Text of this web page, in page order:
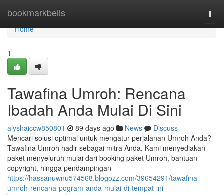
bookmarkbells
Home
Home
1
Tawafina Umroh: Rencana
Ibadah Anda Mulai Di Sini
alyshaiccw850801 89 days ago News
Discuss
Mencari solusi optimal untuk mengatur perjalanan Umroh Anda?
Tawafina Umroh hadir sebagai mitra Anda. Kami menyediakan
paket menyeluruh mulai dari booking paket Umroh, bantuan
copyright, hingga pendampingan
https://hassanuwnu574568.blogozz.com/39654291/tawafina-
umroh-rencana-pogram-anda-mulai-di-tempat-ini